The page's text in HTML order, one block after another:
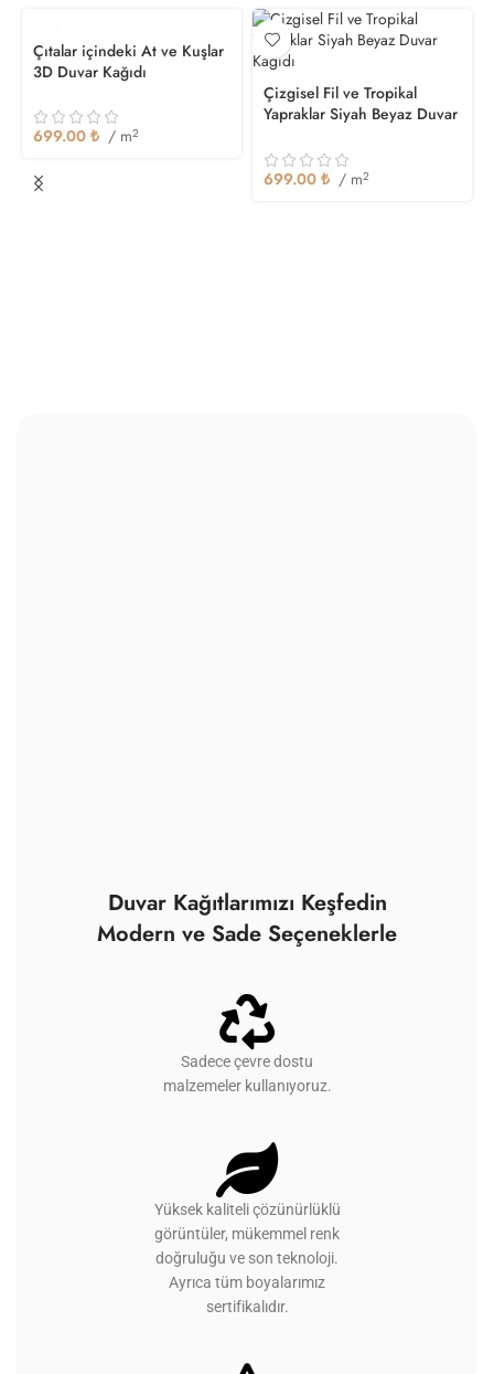
Çıtalar içindeki At ve Kuşlar
3D Duvar Kağıdı
699.00 ₺ / m2
Çizgisel Fil ve Tropikal
Yapraklar Siyah Beyaz Duvar
699.00 ₺ / m2
Duvar Kağıtlarımızı Keşfedin
Modern ve Sade Seçeneklerle
Sadece çevre dostu
malzemeler kullanıyoruz.
Yüksek kaliteli çözünürlüklü
görüntüler, mükemmel renk
doğruluğu ve son teknoloji.
Ayrıca tüm boyalarımız
sertifikalıdır.